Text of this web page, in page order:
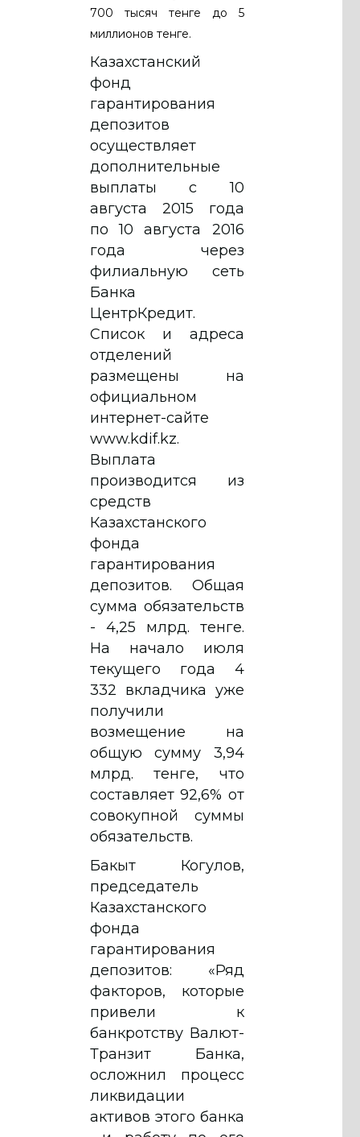
700 тысяч тенге до 5
миллионов тенге.
Казахстанский
фонд
гарантирования
депозитов
осуществляет
дополнительные
выплаты с 10
августа 2015 года
по 10 августа 2016
года через
филиальную сеть
Банка
ЦентрКредит.
Список и адреса
отделений
размещены на
официальном
интернет-сайте
www.kdif.kz.
Выплата
производится из
средств
Казахстанского
фонда
гарантирования
депозитов. Общая
сумма обязательств
- 4,25 млрд. тенге.
На начало июля
текущего года 4
332 вкладчика уже
получили
возмещение на
общую сумму 3,94
млрд. тенге, что
составляет 92,6% от
совокупной суммы
обязательств.
Бакыт Когулов,
председатель
Казахстанского
фонда
гарантирования
депозитов: «Ряд
факторов, которые
привели к
банкротству Валют-
Транзит Банка,
осложнил процесс
ликвидации
активов этого банка